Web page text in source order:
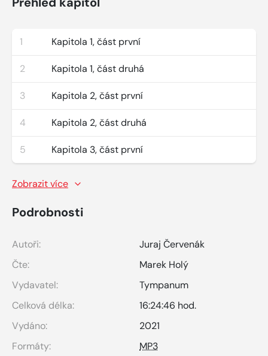
1 Kapitola 1, část první
2 Kapitola 1, část druhá
3 Kapitola 2, část první
4 Kapitola 2, část druhá
5 Kapitola 3, část první
Zobrazit více
Podrobnosti
Autoři:
Juraj Červenák
Čte:
Marek Holý
Vydavatel:
Tympanum
Celková délka:
16:24:46 hod.
Vydáno:
2021
Formáty:
MP3